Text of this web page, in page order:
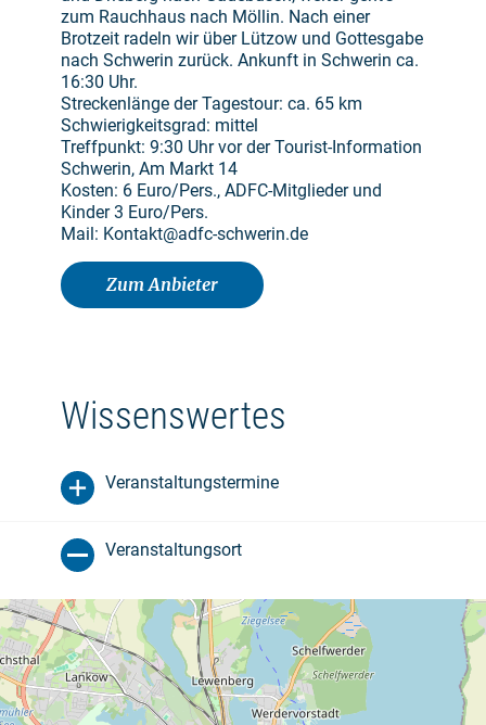
zum Rauchhaus nach Möllin. Nach einer
Brotzeit radeln wir über Lützow und Gottesgabe
nach Schwerin zurück. Ankunft in Schwerin ca.
16:30 Uhr.
Streckenlänge der Tagestour: ca. 65 km
Schwierigkeitsgrad: mittel
Treffpunkt: 9:30 Uhr vor der Tourist-Information
Schwerin, Am Markt 14
Kosten: 6 Euro/Pers., ADFC-Mitglieder und
Kinder 3 Euro/Pers.
Mail: Kontakt@adfc-schwerin.de
Zum Anbieter
Wissenswertes
Veranstaltungstermine
Veranstaltungsort